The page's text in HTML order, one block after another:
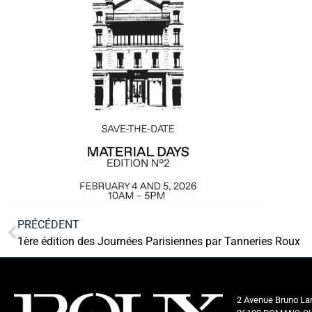
PRÉCÉDENT
1ère édition des Journées Parisiennes par Tanneries Roux
2 Avenue Bruno